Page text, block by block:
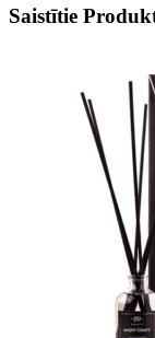
Saistītie